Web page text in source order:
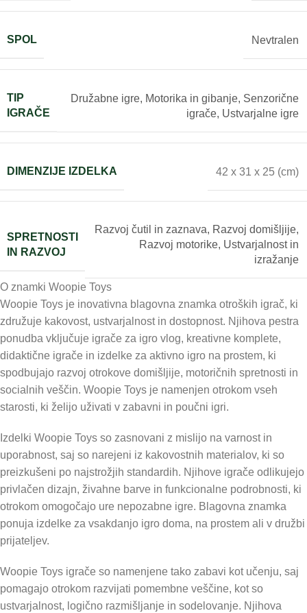
SPOL Nevtralen
TIP
IGRAČE
Družabne igre, Motorika in gibanje, Senzorične
igrače, Ustvarjalne igre
DIMENZIJE IZDELKA 42 x 31 x 25 (cm)
SPRETNOSTI
IN RAZVOJ
Razvoj čutil in zaznava, Razvoj domišljije,
Razvoj motorike, Ustvarjalnost in
izražanje
O znamki Woopie Toys
Woopie Toys je inovativna blagovna znamka otroških igrač, ki
združuje kakovost, ustvarjalnost in dostopnost. Njihova pestra
ponudba vključuje igrače za igro vlog, kreativne komplete,
didaktične igrače in izdelke za aktivno igro na prostem, ki
spodbujajo razvoj otrokove domišljije, motoričnih spretnosti in
socialnih veščin. Woopie Toys je namenjen otrokom vseh
starosti, ki želijo uživati v zabavni in poučni igri.
Izdelki Woopie Toys so zasnovani z mislijo na varnost in
uporabnost, saj so narejeni iz kakovostnih materialov, ki so
preizkušeni po najstrožjih standardih. Njihove igrače odlikujejo
privlačen dizajn, živahne barve in funkcionalne podrobnosti, ki
otrokom omogočajo ure nepozabne igre. Blagovna znamka
ponuja izdelke za vsakdanjo igro doma, na prostem ali v družbi
prijateljev.
Woopie Toys igrače so namenjene tako zabavi kot učenju, saj
pomagajo otrokom razvijati pomembne veščine, kot so
ustvarjalnost, logično razmišljanje in sodelovanje. Njihova